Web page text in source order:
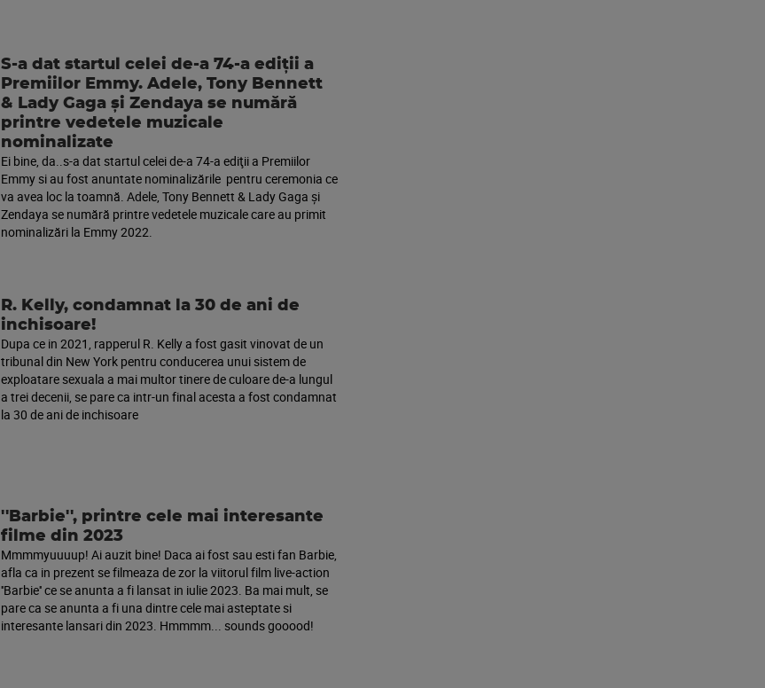
S-a dat startul celei de-a 74-a ediţii a
Premiilor Emmy. Adele, Tony Bennett
& Lady Gaga și Zendaya se numără
printre vedetele muzicale
nominalizate
Ei bine, da..s-a dat startul celei de-a 74-a ediţii a Premiilor
Emmy si au fost anuntate nominalizările pentru ceremonia ce
va avea loc la toamnă. Adele, Tony Bennett & Lady Gaga și
Zendaya se numără printre vedetele muzicale care au primit
nominalizări la Emmy 2022.
R. Kelly, condamnat la 30 de ani de
inchisoare!
Dupa ce in 2021, rapperul R. Kelly a fost gasit vinovat de un
tribunal din New York pentru conducerea unui sistem de
exploatare sexuala a mai multor tinere de culoare de-a lungul
a trei decenii, se pare ca intr-un final acesta a fost condamnat
la 30 de ani de inchisoare
''Barbie'', printre cele mai interesante
filme din 2023
Mmmmyuuuup! Ai auzit bine! Daca ai fost sau esti fan Barbie,
afla ca in prezent se filmeaza de zor la viitorul film live-action
''Barbie'' ce se anunta a fi lansat in iulie 2023. Ba mai mult, se
pare ca se anunta a fi una dintre cele mai asteptate si
interesante lansari din 2023. Hmmmm... sounds gooood!